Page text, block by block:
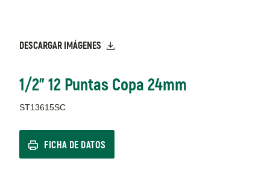
DESCARGAR IMÁGENES
1/2" 12 Puntas Copa 24mm
ST13615SC
FICHA DE DATOS